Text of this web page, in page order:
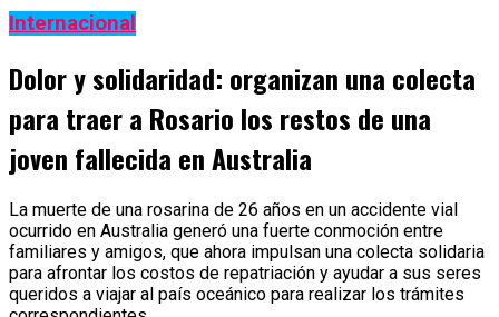
Internacional
Dolor y solidaridad: organizan una colecta
para traer a Rosario los restos de una
joven fallecida en Australia
La muerte de una rosarina de 26 años en un accidente vial
ocurrido en Australia generó una fuerte conmoción entre
familiares y amigos, que ahora impulsan una colecta solidaria
para afrontar los costos de repatriación y ayudar a sus seres
queridos a viajar al país oceánico para realizar los trámites